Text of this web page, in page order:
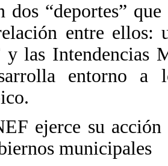
dos “deportes”
entre ellos:
y las Intendencias
entorno a
ejerce su acción
municipales